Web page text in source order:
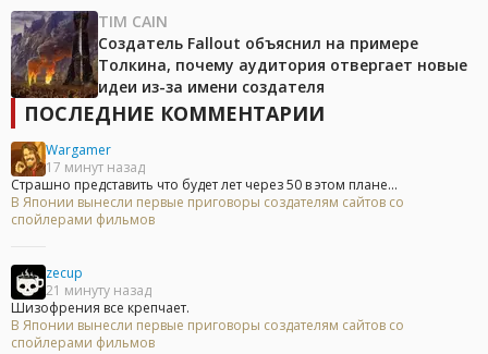
TIM CAIN
Создатель Fallout объяснил на примере
Толкина, почему аудитория отвергает новые
идеи из-за имени создателя
ПОСЛЕДНИЕ КОММЕНТАРИИ
Wargamer
17 минут назад
Страшно представить что будет лет через 50 в этом плане...
В Японии вынесли первые приговоры создателям сайтов со
спойлерами фильмов
zecup
21 минуту назад
Шизофрения все крепчает.
В Японии вынесли первые приговоры создателям сайтов со
спойлерами фильмов